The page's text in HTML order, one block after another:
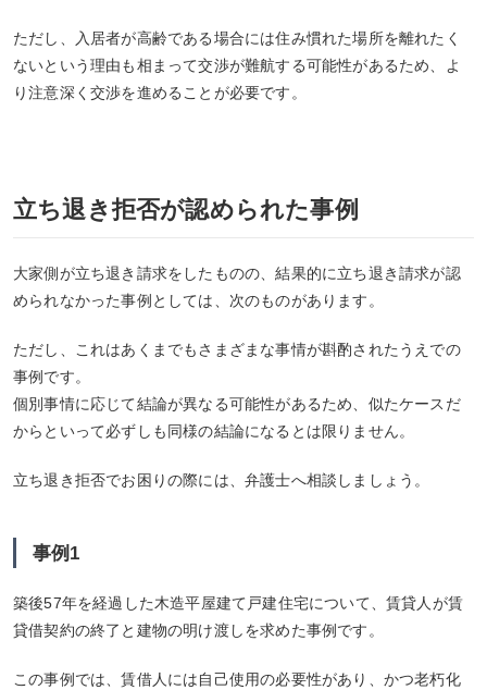
ただし、入居者が高齢である場合には住み慣れた場所を離れたく
ないという理由も相まって交渉が難航する可能性があるため、よ
り注意深く交渉を進めることが必要です。
立ち退き拒否が認められた事例
大家側が立ち退き請求をしたものの、結果的に立ち退き請求が認
められなかった事例としては、次のものがあります。
ただし、これはあくまでもさまざまな事情が斟酌されたうえでの
事例です。
個別事情に応じて結論が異なる可能性があるため、似たケースだ
からといって必ずしも同様の結論になるとは限りません。
立ち退き拒否でお困りの際には、弁護士へ相談しましょう。
事例1
築後57年を経過した木造平屋建て戸建住宅について、賃貸人が賃
貸借契約の終了と建物の明け渡しを求めた事例です。
この事例では、賃借人には自己使用の必要性があり、かつ老朽化